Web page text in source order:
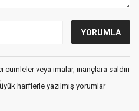
veya imalar, inançlara saldırı
harflerle yazılmış yorumlar